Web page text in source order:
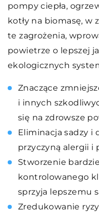
pompy ciepła,
kotły na biomasę,
te zagrożenia,
powietrze o lepszej
ekologicznych
Znaczące
i innych
się na zdrowsze
Eliminacja sadzy i
przyczyną alergii i
Stworzenie
kontrolowanego
sprzyja lepszemu
Zredukowanie